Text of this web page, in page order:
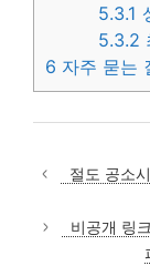
5.3.1
5.3.2
6 자주 묻는
절도 공소
비공개 링